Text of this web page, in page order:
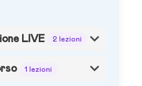
LIVE 2 lezioni
1 lezioni